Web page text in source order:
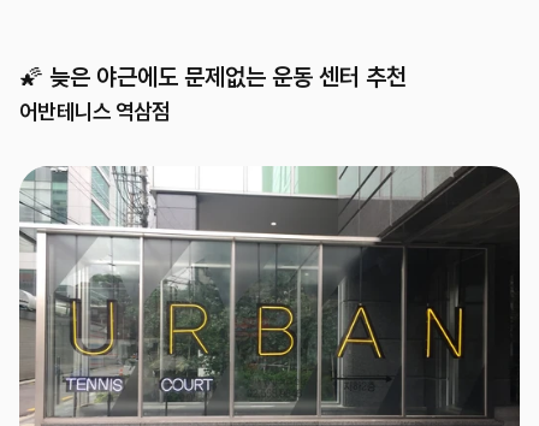
🌠 늦은 야근에도 문제없는 운동 센터 추천
어반테니스 역삼점